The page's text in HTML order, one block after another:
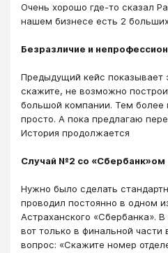
Очень хорошо где-то сказал
нашем бизнесе есть 2
Безразличие и
Предыдущий кейс показывает
скажите, не возможно
большой компании. Тем более
просто. А пока предлагаю
История продолжается
Случай №2 со «Сбербанк»ом
Нужно было сделать
проводил постоянно в одном
Астраханского «Сбербанка».
вот только в финальной части
вопрос: «Скажите номер